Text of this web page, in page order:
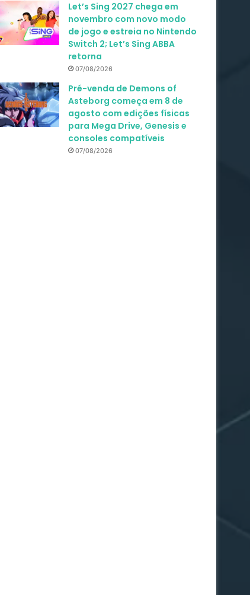
Let’s Sing 2027 chega em
novembro com novo modo
de jogo e estreia no Nintendo
Switch 2; Let’s Sing ABBA
retorna
07/08/2026
Pré-venda de Demons of
Asteborg começa em 8 de
agosto com edições físicas
para Mega Drive, Genesis e
consoles compatíveis
07/08/2026